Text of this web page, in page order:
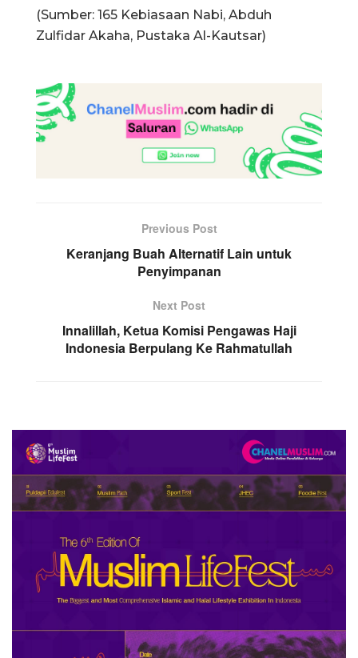
(Sumber: 165 Kebiasaan Nabi, Abduh
Zulfidar Akaha, Pustaka Al-Kautsar)
Previous Post
Keranjang Buah Alternatif Lain untuk
Penyimpanan
Next Post
Innalillah, Ketua Komisi Pengawas Haji
Indonesia Berpulang Ke Rahmatullah